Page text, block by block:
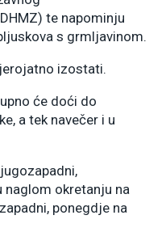
te napominju
s grmljavinom.
izostati.
će doći do
a tek navečer i u
okretanju na
ponegdje na